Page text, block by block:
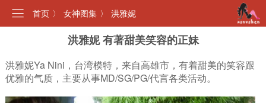
首页 〉 女神图集 〉 洪雅妮
洪雅妮 有著甜美笑容的正妹
洪雅妮Ya Nini，台湾模特，来自高雄市，有着甜美的笑容跟
优雅的气质，主要从事MD/SG/PG/代言各类活动。